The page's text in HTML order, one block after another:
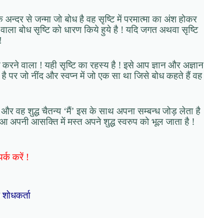
से जन्मा जो बोध है वह सृष्टि में परमात्मा का अंश होकर
बोध सृष्टि को धारण किये हुये है ! यदि जगत अथवा सृष्टि
वाला ! यही सृष्टि का रहस्य है ! इसे आप ज्ञान और अज्ञान
पर जो नींद और स्वप्न में जो एक सा था जिसे बोध कहते हैं वह
वह शुद्ध चैतन्य ‘मैं’ इस के साथ अपना सम्बन्ध जोड़ लेता है
अपनी आसक्ति में मस्त अपने शुद्ध स्वरुप को भूल जाता है !
करें !